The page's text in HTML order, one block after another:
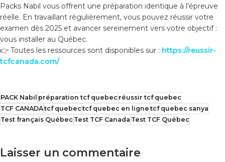
Packs Nabil vous offrent une préparation identique à l’épreuve
réelle. En travaillant régulièrement, vous pouvez réussir votre
examen dès 2025 et avancer sereinement vers votre objectif :
vous installer au Québec.
👉 Toutes les ressources sont disponibles sur : https://reussir-
tcfcanada.com/
PACK Nabil préparation tcf quebecréussir tcf quebec
TCF CANADAtcf quebectcf quebec en ligne tcf quebec sanya
Test français QuébecTest TCF Canada Test TCF Québec
Laisser un commentaire